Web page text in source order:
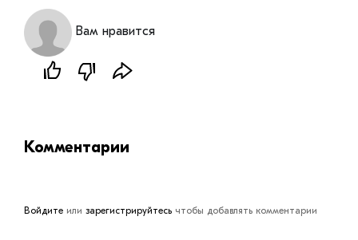
Вам нравится
Комментарии
Войдите или зарегистрируйтесь чтобы добавлять комментарии